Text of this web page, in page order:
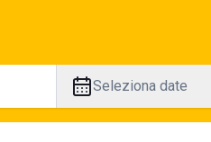
Seleziona date